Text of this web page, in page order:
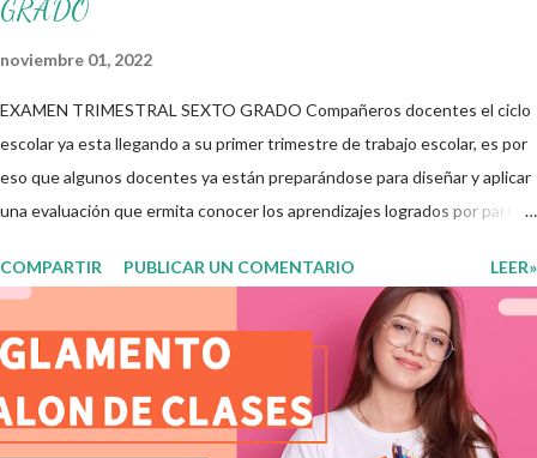
GRADO
noviembre 01, 2022
EXAMEN TRIMESTRAL SEXTO GRADO Compañeros docentes el ciclo
escolar ya esta llegando a su primer trimestre de trabajo escolar, es por
eso que algunos docentes ya están preparándose para diseñar y aplicar
una evaluación que ermita conocer los aprendizajes logrados por parte
para evaluar las diferentes asignaturas que sus alumnos cursaron
durante este ciclo escolar, permitiendo obtener un mayor panorama de
los aprendizajes claves que sus nuevos aprendientes ya lograron
alcanzar y de aquellos que aun necesitan consolidar. Esto con la
finalidad de que elaboramos un plan de intervención adecuado para
atender las necesidades que nuestro grupo requiera de acuerdo a los
COMPARTIR PUBLICAR UN COMENTARIO LEER»